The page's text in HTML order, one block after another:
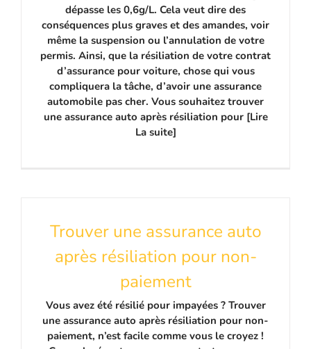
dépasse les 0,6g/L. Cela veut dire des
conséquences plus graves et des amandes, voir
même la suspension ou l’annulation de votre
permis. Ainsi, que la résiliation de votre contrat
d’assurance pour voiture, chose qui vous
compliquera la tâche, d’avoir une assurance
automobile pas cher. Vous souhaitez trouver
une assurance auto après résiliation pour [Lire
La suite]
Trouver une assurance auto
après résiliation pour non-
paiement
Vous avez été résilié pour impayées ? Trouver
une assurance auto après résiliation pour non-
paiement, n’est facile comme vous le croyez !